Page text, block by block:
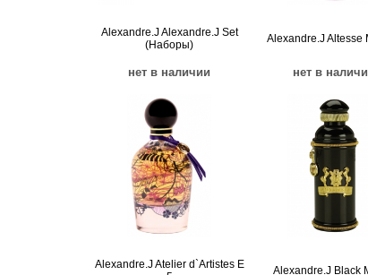
Alexandre.J Alexandre.J Set
(Наборы)
нет в наличии
Alexandre.J Altesse
нет в
Alexandre.J Atelier d`Artistes E
Alexandre.J Black